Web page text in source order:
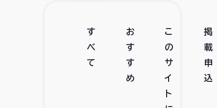
す
べ
て
お
す
す
め
こ
の
サ
イ
ト
掲
載
申
込